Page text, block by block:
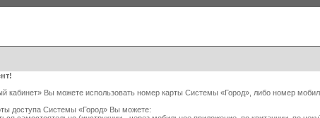
кабинет» Вы можете использовать номер карты Системы «Город», либо номер
доступа Системы «Город» Вы можете: